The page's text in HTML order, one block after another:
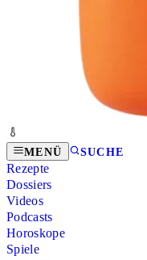
MENÜ SUCHE
Rezepte
Dossiers
Videos
Podcasts
Horoskope
Spiele